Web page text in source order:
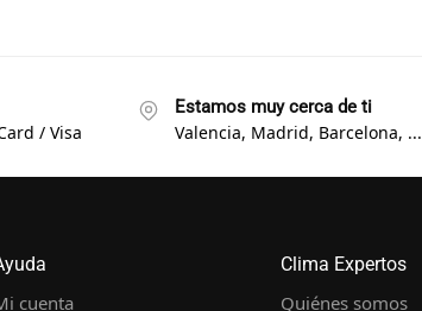
/ Visa
Estamos muy cerca de ti
Valencia, Madrid, Barcelona, ...
cuenta
Clima Expertos
Quiénes somos